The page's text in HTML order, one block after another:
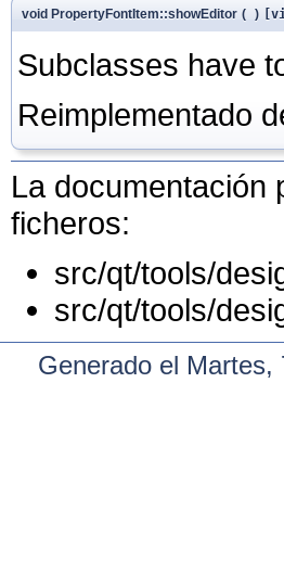
void PropertyFontItem::showEditor ( )
Subclasses have
Reimplementado
La documentación
ficheros:
src/qt/tools/
src/qt/tools/
Generado el Martes,